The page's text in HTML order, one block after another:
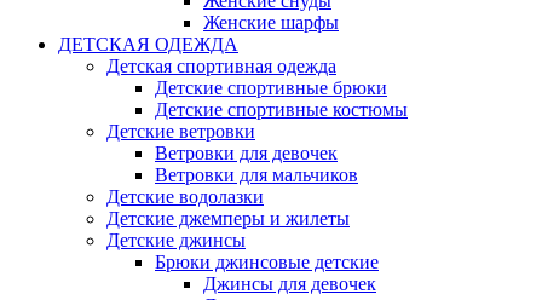
Женские шарфы
ДЕТСКАЯ ОДЕЖДА
Детская спортивная одежда
Детские спортивные брюки
Детские спортивные костюмы
Детские ветровки
Ветровки для девочек
Ветровки для мальчиков
Детские водолазки
Детские джемперы и жилеты
Детские джинсы
Брюки джинсовые детские
Джинсы для девочек